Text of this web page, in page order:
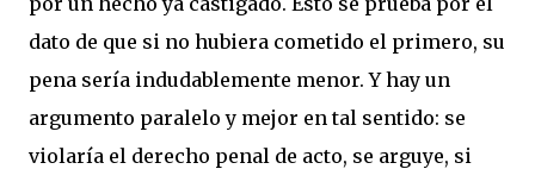
dato de que si no hubiera cometido el primero, su
pena sería indudablemente menor. Y hay un
argumento paralelo y mejor en tal sentido: se
violaría el derecho penal de acto, se arguye, si